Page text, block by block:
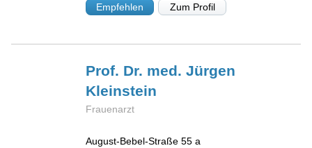
Empfehlen Zum Profil
Prof. Dr. med. Jürgen
Kleinstein
Frauenarzt
August-Bebel-Straße 55 a